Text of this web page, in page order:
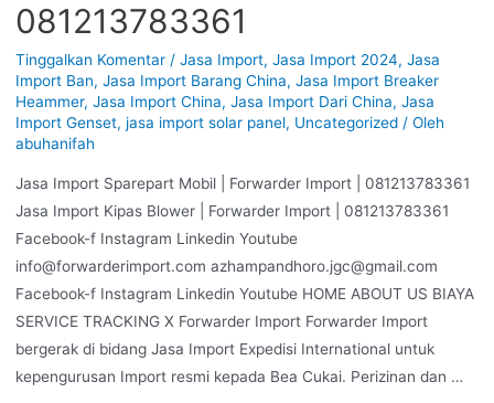
081213783361
Tinggalkan Komentar / Jasa Import, Jasa Import 2024, Jasa
Import Ban, Jasa Import Barang China, Jasa Import Breaker
Heammer, Jasa Import China, Jasa Import Dari China, Jasa
Import Genset, jasa import solar panel, Uncategorized/ Oleh
abuhanifah
Jasa Import Sparepart Mobil | Forwarder Import | 081213783361
Jasa Import Kipas Blower | Forwarder Import | 081213783361
Facebook-f Instagram Linkedin Youtube
info@forwarderimport.com azhampandhoro.jgc@gmail.com
Facebook-f Instagram Linkedin Youtube HOME ABOUT US BIAYA
SERVICE TRACKING X Forwarder Import Forwarder Import
bergerak di bidang Jasa Import Expedisi International untuk
kepengurusan Import resmi kepada Bea Cukai. Perizinan dan …